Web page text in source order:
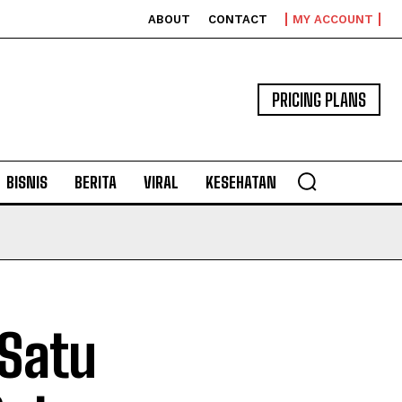
ABOUT CONTACT MY ACCOUNT
PRICING PLANS
BISNIS BERITA VIRAL KESEHATAN